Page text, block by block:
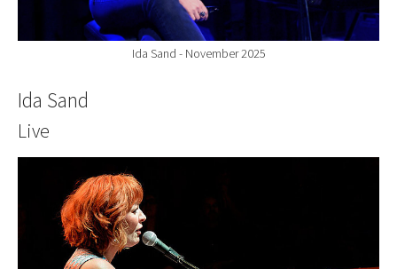
Ida Sand - November 2025
Ida Sand
Live
Show larger version for: